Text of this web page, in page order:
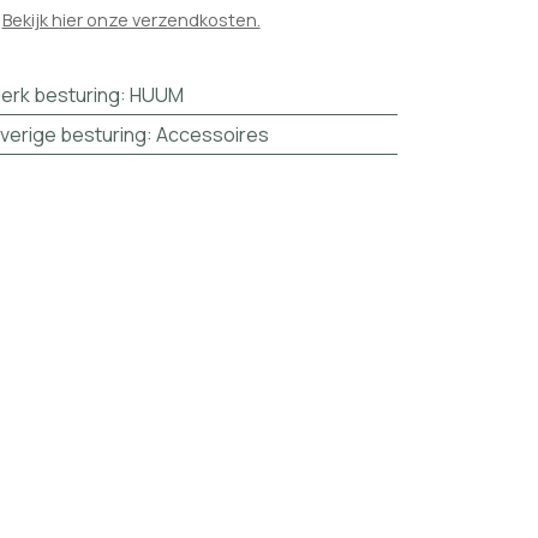
Bekijk hier onze verzendkosten.
besturing:HUUM
besturing:Accessoires